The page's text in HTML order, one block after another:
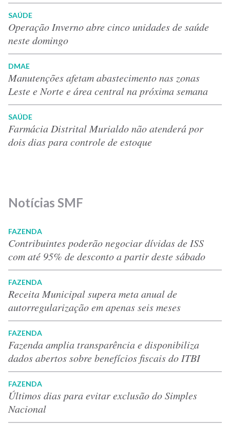
SAÚDE
Operação Inverno abre cinco unidades de saúde
neste domingo
DMAE
Manutenções afetam abastecimento nas zonas
Leste e Norte e área central na próxima semana
SAÚDE
Farmácia Distrital Murialdo não atenderá por
dois dias para controle de estoque
Notícias SMF
FAZENDA
Contribuintes poderão negociar dívidas de ISS
com até 95% de desconto a partir deste sábado
FAZENDA
Receita Municipal supera meta anual de
autorregularização em apenas seis meses
FAZENDA
Fazenda amplia transparência e disponibiliza
dados abertos sobre benefícios fiscais do ITBI
FAZENDA
Últimos dias para evitar exclusão do Simples
Nacional